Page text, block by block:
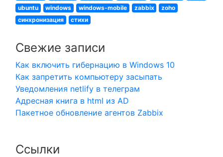
ubuntu
windows windows-mobile zabbix
zoho
синхронизация
стихи
Свежие записи
Как включить гибернацию в Windows 10
Как запретить компьютеру засыпать
Уведомления netlify в телеграм
Адресная книга в html из AD
Пакетное обновление агентов Zabbix
Ссылки